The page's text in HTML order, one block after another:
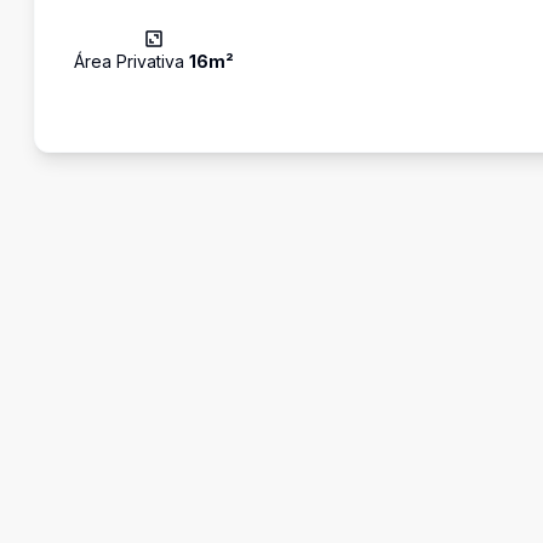
Área Privativa 16m²